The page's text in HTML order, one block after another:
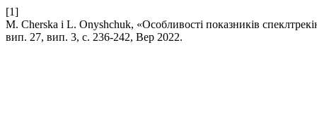
[1]
M. Cherska і L. Onyshchuk, «Особливості показників
вип. 27, вип. 3, с. 236-242, Вер 2022.